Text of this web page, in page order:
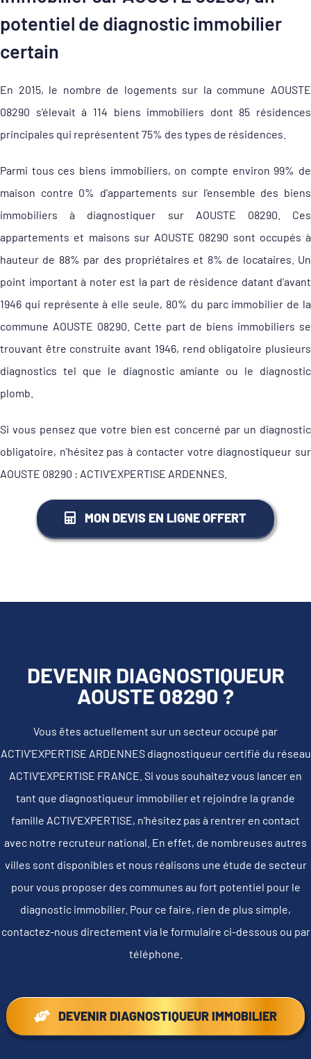
potentiel de diagnostic immobilier
certain
En 2015, le nombre de logements sur la commune AOUSTE
08290 s'élevait à 114 biens immobiliers dont 85 résidences
principales qui représentent 75% des types de résidences.
Parmi tous ces biens immobiliers, on compte environ 99% de
maison contre 0% d'appartements sur l'ensemble des biens
immobiliers à diagnostiquer sur AOUSTE 08290. Ces
appartements et maisons sur AOUSTE 08290 sont occupés à
hauteur de 88% par des propriétaires et 8% de locataires. Un
point important à noter est la part de résidence datant d'avant
1946 qui représente à elle seule, 80% du parc immobilier de la
commune AOUSTE 08290. Cette part de biens immobiliers se
trouvant être construite avant 1946, rend obligatoire plusieurs
diagnostics tel que le diagnostic amiante ou le diagnostic
plomb.
Si vous pensez que votre bien est concerné par un diagnostic
obligatoire, n'hésitez pas à contacter votre diagnostiqueur sur
AOUSTE 08290 : ACTIV'EXPERTISE ARDENNES.
MON DEVIS EN LIGNE OFFERT
DEVENIR DIAGNOSTIQUEUR
AOUSTE 08290 ?
Vous êtes actuellement sur un secteur occupé par
ACTIV'EXPERTISE ARDENNES diagnostiqueur certifié du réseau
ACTIV'EXPERTISE FRANCE. Si vous souhaitez vous lancer en
tant que diagnostiqueur immobilier et rejoindre la grande
famille ACTIV'EXPERTISE, n'hésitez pas à rentrer en contact
avec notre recruteur national. En effet, de nombreuses autres
villes sont disponibles et nous réalisons une étude de secteur
pour vous proposer des communes au fort potentiel pour le
diagnostic immobilier. Pour ce faire, rien de plus simple,
contactez-nous directement via le formulaire ci-dessous ou par
téléphone.
DEVENIR DIAGNOSTIQUEUR IMMOBILIER